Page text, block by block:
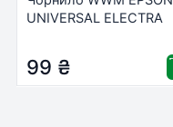
UNIVERSAL ELECTRA
99 ₴